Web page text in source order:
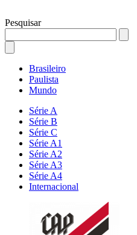
Pesquisar
Brasileiro
Paulista
Mundo
Série A
Série B
Série C
Série A1
Série A2
Série A3
Série A4
Internacional